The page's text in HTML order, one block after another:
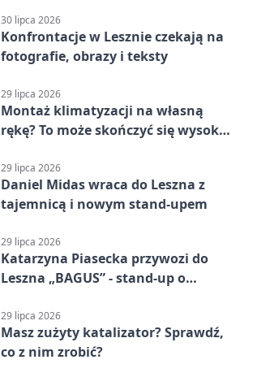
30 lipca 2026
Konfrontacje w Lesznie czekają na
fotografie, obrazy i teksty
29 lipca 2026
Montaż klimatyzacji na własną
rękę? To może skończyć się wysoką
29 lipca 2026
Daniel Midas wraca do Leszna z
tajemnicą i nowym stand-upem
29 lipca 2026
Katarzyna Piasecka przywozi do
Leszna „BAGUS” - stand-up o
29 lipca 2026
Masz zużyty katalizator? Sprawdź,
co z nim zrobić?